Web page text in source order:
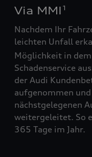
Via MMI 1
Nachdem Ihr
leichten Unfall
Möglichkeit in
Schadenservice
der Audi
aufgenommen
nächstgelegenen
weitergeleitet. So
365 Tage im Jahr.